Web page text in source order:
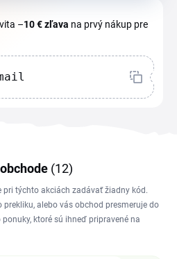
–10 €zľava na prvý nákup pre
(12)
pri týchto akciách zadávať žiadny kód.
alebo vás obchod presmeruje do
ktoré sú ihneď pripravené na